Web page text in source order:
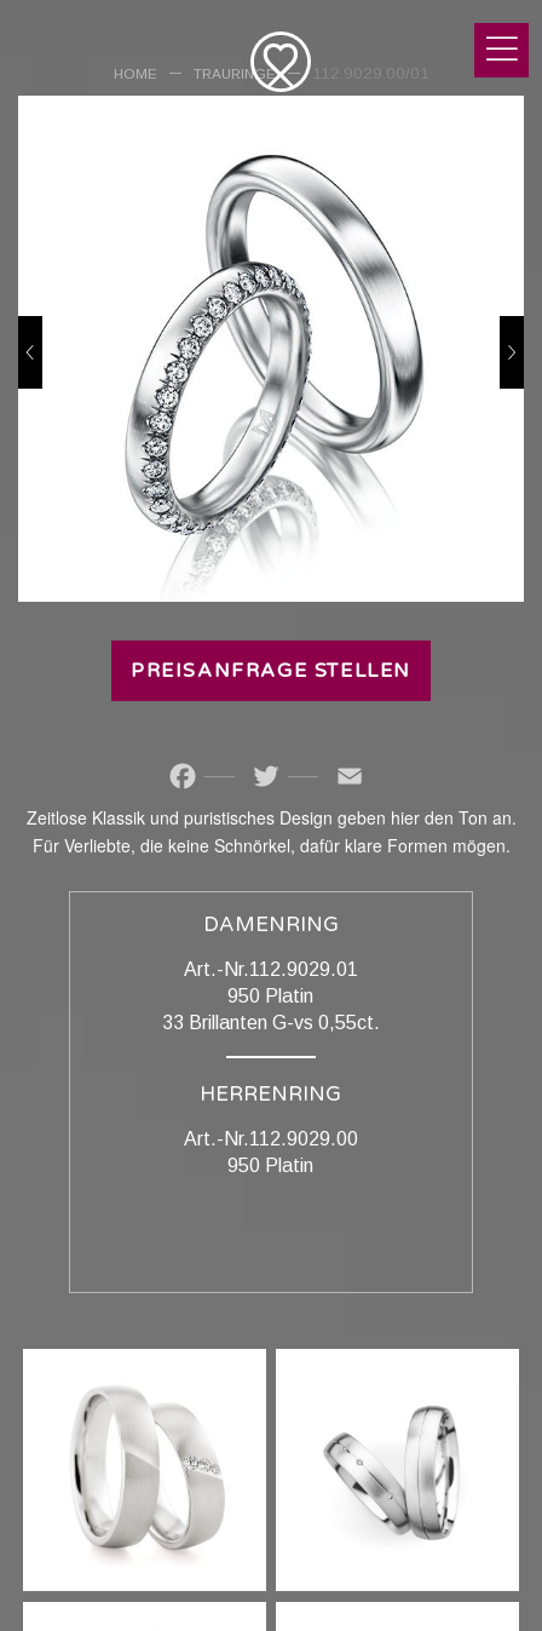
HOME TRAURINGE 112.9029.00/01
PREISANFRAGE STELLEN
Facebook Twitter
Zeitlose Klassik und puristisches Design geben hier den Ton an.
Für Verliebte, die keine Schnörkel, dafür klare Formen mögen.
DAMENRING
Art.-Nr.112.9029.01
950 Platin
33 Brillanten G-vs 0,55ct.
HERRENRING
Art.-Nr.112.9029.00
950 Platin